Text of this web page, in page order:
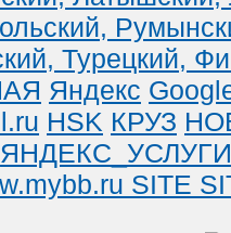
Турецкий,
Яндекс
HSK КРУЗ
ЯНДЕКС_УСЛУГИ
SITE